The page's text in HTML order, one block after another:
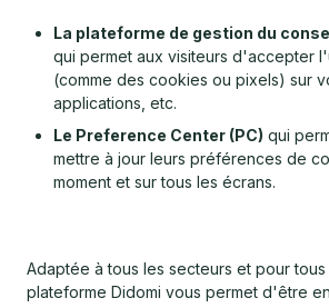
La plateforme de gestion du
qui permet aux visiteurs d'accepter
(comme des cookies ou pixels) sur
applications, etc.
Le Preference Center (PC) qui
mettre à jour leurs préférences de
moment et sur tous les écrans.
Adaptée à tous les secteurs et pour
plateforme Didomi vous permet d'être